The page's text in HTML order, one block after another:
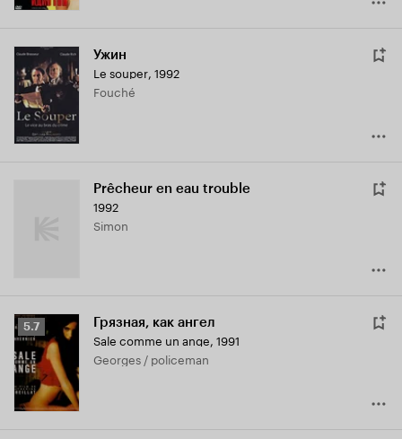
Ужин
Le souper, 1992
Fouché
Prêcheur en eau trouble
1992
Simon
Рейтинг
Кинопоиска
5.7
5.7 Грязная, как ангел
Sale comme un ange, 1991
Georges / policeman